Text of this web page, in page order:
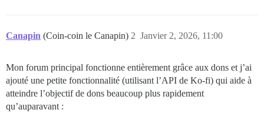
Canapin (Coin-coin le Canapin) Janvier 2, 2026, 11:00
2
Mon forum principal fonctionne entièrement grâce aux dons et j’ai
ajouté une petite fonctionnalité (utilisant l’API de Ko-fi) qui aide à
atteindre l’objectif de dons beaucoup plus rapidement
qu’auparavant :